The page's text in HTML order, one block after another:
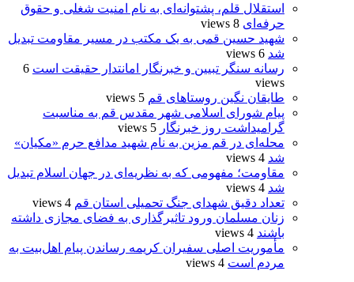
استقلال قلم، پشتوانه‌ای به نام امنیت شغلی و حقوق
حرفه‌ای 8 views
شهید حسین قمی به یک مکتب در مسیر مقاومت تبدیل
شد 6 views
رسانه سنگر تبیین و خبرنگار امانتدار حقیقت است 6
views
طایقان نگین روستاهای قم 5 views
پیام شورای اسلامی شهر مقدس قم به مناسبت
گرامیداشت روز خبرنگار 5 views
محله‌ای در قم مزین به نام شهید مدافع حرم «مکیان»
شد 4 views
مقاومت؛ مفهومی که به نظریه‌ای در جهان اسلام تبدیل
شد 4 views
تعداد دقیق شهدای جنگ تحمیلی استان قم 4 views
زنان مسلمان ورود تاثیرگذاری به فضای مجازی داشته
باشند 4 views
مأموریت اصلی سفیران کریمه رساندن پیام اهل‌بیت به
مردم است 4 views